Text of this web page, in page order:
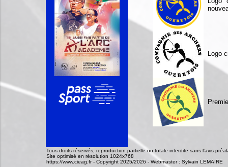
Logo
Tous droits réservés, reproduction partielle ou totale interdite sans l'avis
Site optimisé en résolution 1024x768
https://www.cieag.fr - Copyright 2025/2026 - Webmaster : Sylvain LEMAIRE